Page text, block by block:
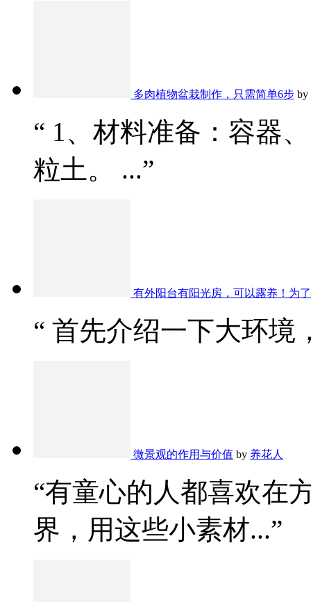
多肉植物盆栽制作，只需简单6步 by
“ 1、材料准备：容器
粒土。 ...”
有外阳台有阳光房，可以露养！为
“ 首先介绍一下大环境
微景观的作用与价值 by 养花人
“有童心的人都喜欢在
界，用这些小素材...”